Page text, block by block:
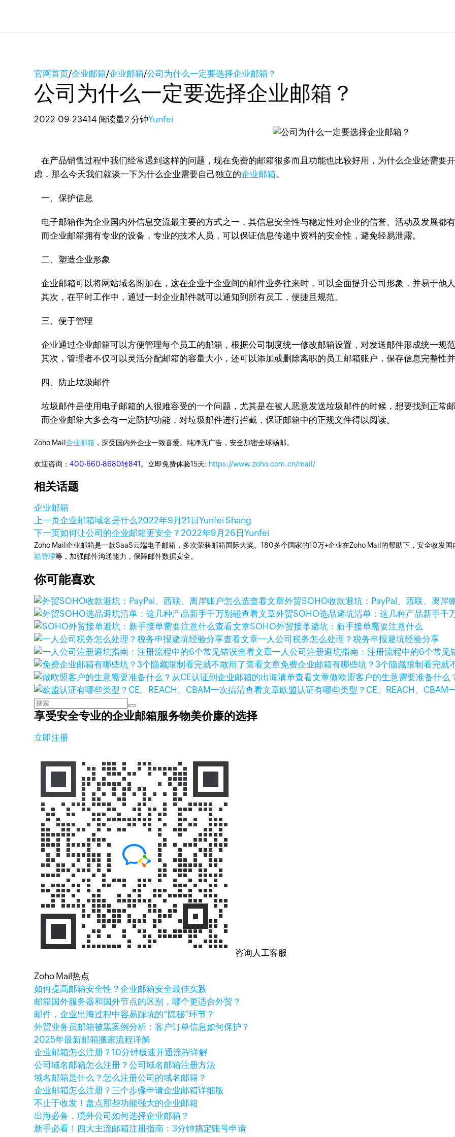
官网首页/企业邮箱/企业邮箱/公司为什么一定要选择企业邮箱？
公司为什么一定要选择企业邮箱？
2022-09-23414 阅读量2 分钟Yunfei
在产品销售过程中我们经常遇到这样的问题，现在免费的邮箱很多而且功能也比较好用，为什么企业还需要
虑，那么今天我们就谈一下为什么企业需要自己独立的企业邮箱。
一、保护信息
电子邮箱作为企业国内外信息交流最主要的方式之一，其信息安全性与稳定性对企业的信誉、活动及发展都
而企业邮箱拥有专业的设备，专业的技术人员，可以保证信息传递中资料的安全性，避免轻易泄露。
二、塑造企业形象
企业邮箱可以将网站域名附加在，这在企业于企业间的邮件业务往来时，可以全面提升公司形象，并易于他
其次，在平时工作中，通过一封企业邮件就可以通知到所有员工，便捷且规范。
三、便于管理
企业通过企业邮箱可以方便管理每个员工的邮箱，根据公司制度统一修改邮箱设置，对发送邮件形成统一规
其次，管理者不仅可以灵活分配邮箱的容量大小，还可以添加或删除离职的员工邮箱账户，保存信息完整性
四、防止垃圾邮件
垃圾邮件是使用电子邮箱的人很难容受的一个问题，尤其是在被人恶意发送垃圾邮件的时候，想要找到正常
而企业邮箱大多会有一定防护功能，对垃圾邮件进行拦截，保证邮箱中的正规文件得以阅读。
Zoho Mail企业邮箱 ，深受国内外企业一致喜爱。纯净无广告，安全加密全球畅邮。
欢迎咨询：400-660-8680转841 。立即免费体验15天: https://www.zoho.com.cn/mail/
相关话题
企业邮箱
上一页企业邮箱域名是什么2022年9月21日Yunfei Shang
下一页如何让公司的企业邮箱更安全？2022年9月26日Yunfei
Zoho Mail企业邮箱是一款SaaS云端电子邮箱，多次荣获邮箱国际大奖。180多个国家的10万+企业在Zoho Mail的帮助下，安全收发国
箱管理等，加强邮件沟通能力，保障邮件数据安全。
你可能喜欢
查看文章外贸SOHO收款避坑：PayPal、西联、离岸
查看文章外贸SOHO选品避坑清单：这几种产品新手千
查看文章SOHO外贸接单避坑：新手接单需要注意什么
查看文章一人公司税务怎么处理？税务申报避坑经验分享
查看文章一人公司注册避坑指南：注册流程中的6个常见
查看文章免费企业邮箱有哪些坑？3个隐藏限制看完就
查看文章做欧盟客户的生意需要准备什么
查看文章欧盟认证有哪些类型？CE、REACH、CBAM
享受安全专业的企业邮箱服务物美价廉的选择
立即注册
咨询人工客服
Zoho Mail热点
如何提高邮箱安全性？企业邮箱安全最佳实践
邮箱国外服务器和国外节点的区别，哪个更适合外贸？
邮件，企业出海过程中容易踩坑的“隐秘”环节？
外贸业务员邮箱被黑案例分析：客户订单信息如何保护？
2025年最新邮箱搬家流程详解
企业邮箱怎么注册？10分钟极速开通流程详解
公司域名邮箱怎么注册？公司域名邮箱注册方法
域名邮箱是什么？怎么注册公司的域名邮箱？
企业邮箱怎么注册？三个步骤申请企业邮箱详细版
不止于收发！盘点那些功能强大的企业邮箱
出海必备，境外公司如何选择企业邮箱？
新手必看！四大主流邮箱注册指南：3分钟搞定账号申请